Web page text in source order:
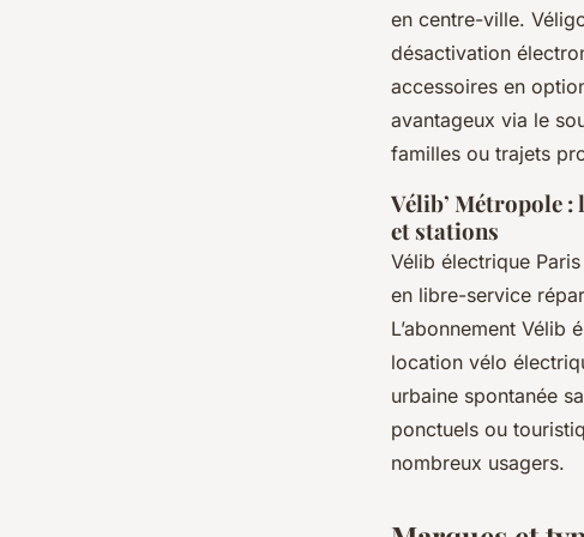
en centre-ville.
désactivation
accessoires en
avantageux via le
familles ou trajets
Vélib’ Métropole
et stations
Vélib électrique
en libre-service
L’abonnement
location vélo
urbaine spontanée
ponctuels ou
nombreux usagers.